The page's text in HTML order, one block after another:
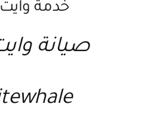
صيانة